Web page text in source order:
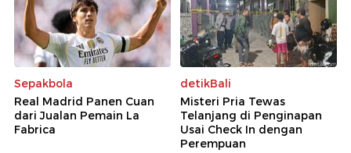
Sepakbola
Real Madrid Panen Cuan
dari Jualan Pemain La
Fabrica
detikBali
Misteri Pria Tewas
Telanjang di Penginapan
Usai Check In dengan
Perempuan